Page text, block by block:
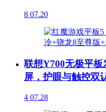
8 07.20
联想Y700无极平
屏，护眼与触控双
4 07.28